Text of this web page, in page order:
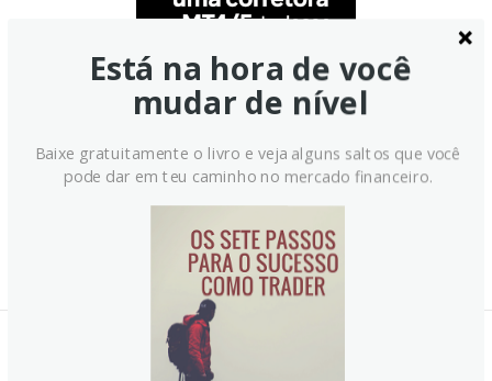
Notícias Relacionadas:
Está na hora de você
mudar de nível
Baixe gratuitamente o livro e veja alguns saltos que você
pode dar em teu caminho no mercado financeiro.